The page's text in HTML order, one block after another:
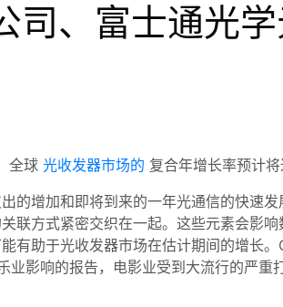
司、富士通光
全球 光收发器市场的 复合年增长率预计
的增加和即将到来的一年光通信的快速
联方式紧密交织在一起。这些元素会影
有助于光收发器市场在估计期间的增长
业影响的报告，电影业受到大流行的严